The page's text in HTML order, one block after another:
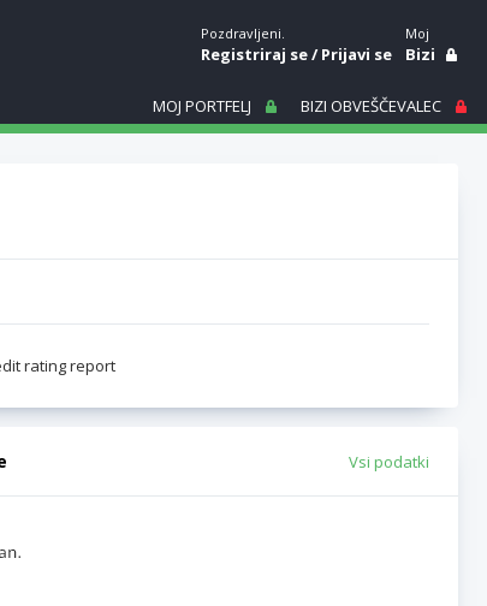
Pozdravljeni.
Registriraj se/Prijavi se
Moj
Bizi
MOJ PORTFELJ BIZI OBVEŠČEVALEC
rating report
Vsi podatki